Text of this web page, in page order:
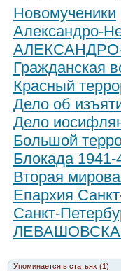
Новомученики
Александро-
Гражданская
Красный
Дело об
Дело
Большой
Блокада 1941-
Вторая
Епархия
Санкт-
Упоминается в статьях (1)